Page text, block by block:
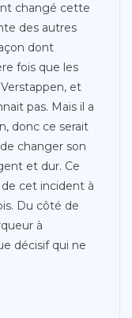
changé cette
des autres
dont
fois que les
et
pas. Mais il a
donc ce serait
changer son
et dur. Ce
de cet incident à
Du côté de
à
décisif qui ne